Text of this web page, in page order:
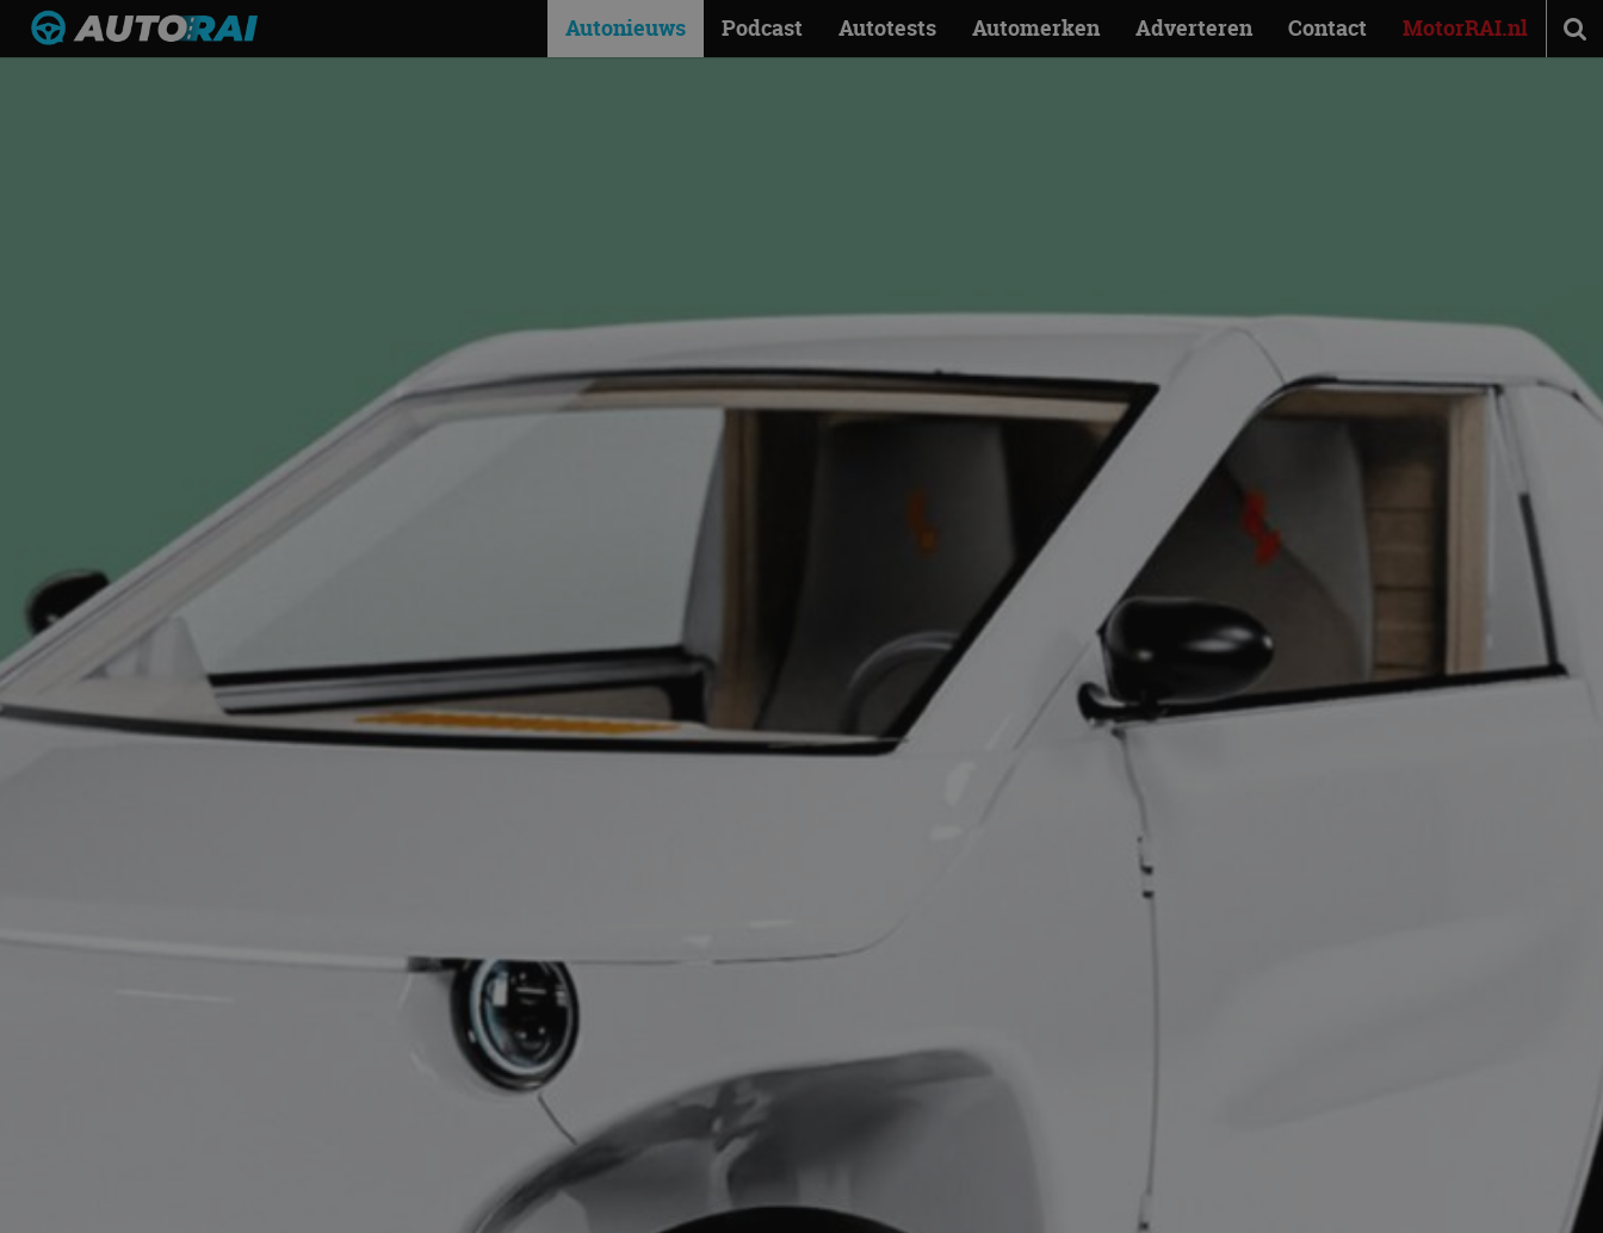
Autonieuws Podcast Autotests Automerken Adverteren Contact MotorRAI.nl